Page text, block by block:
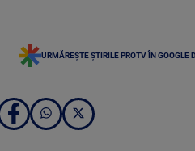
URMĂREȘTE ȘTIRILE PROTV ÎN GOOGLE